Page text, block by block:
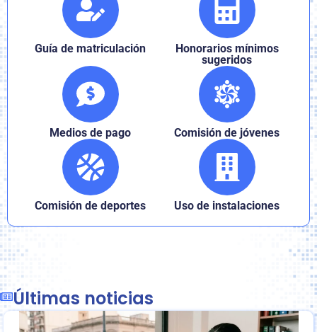
Guía de matriculación
Honorarios mínimos
sugeridos
Medios de pago Comisión de jóvenes
Comisión de deportes Uso de instalaciones
Últimas noticias